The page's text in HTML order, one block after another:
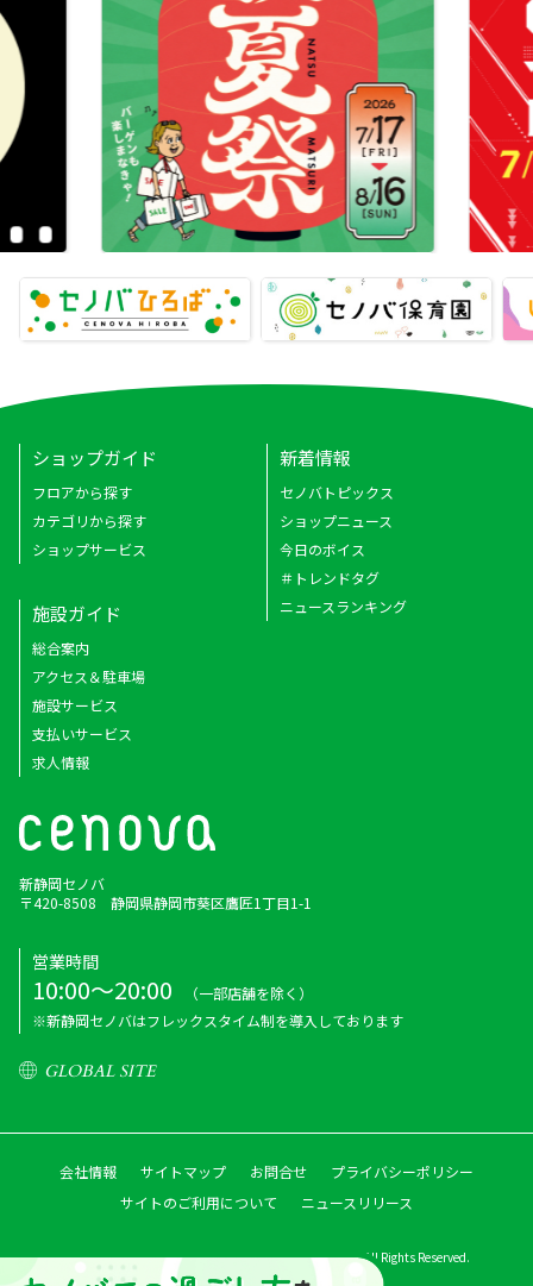
ショップガイド
フロアから探す
カテゴリから探す
ショップサービス
新着情報
セノバトピックス
ショップニュース
今日のボイス
＃トレンドタグ
ニュースランキング
施設ガイド
総合案内
アクセス＆駐車場
施設サービス
支払いサービス
求人情報
新静岡セノバ
〒420-8508 静岡県静岡市葵区鷹匠1丁目1-1
営業時間
10:00～20:00
（一部店舗を除く）
※新静岡セノバはフレックスタイム制を導入しております
GLOBAL SITE
会社情報 サイトマップ お問合せ
プライバシーポリシー
サイトのご利用について
ニュースリリース
Copyright © Shizutetsu Property Management Co.,ltd. All Rights Reserved.